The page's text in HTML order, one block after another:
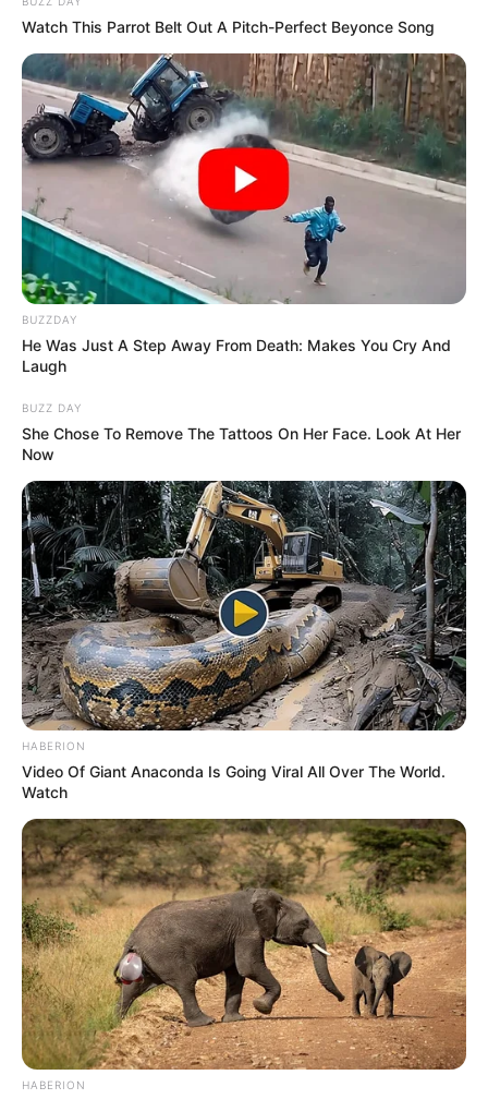
antes paraban en esa estación. Dependiendo del sentido
hacia estaciones
cercanas como Av. Jiménez, Calle 26 o Calle 45.
COMPARTIR
ALERTA BOGOTÁ EN GOOGLE NEWS
TEMAS RELACIONADOS
TRANSMILENIO
AVENIDA CARACAS
ROBOS CIERRE DE ESTACIONES
MANTÉNGASE EN ALERTA
Tenemos todas las noticias que le
interesan. Para estar bien informado, por
favor, active las notificaciones de Alerta.
ACTIVAR AHORA
TEMAS DESTACADOS
RECIBO DEL AGUA
LOCALIDAD DE USAQUÉN
CUNDINAMARCA
DESAPARECIDOS
CORTES DE LUZ
REGIOTRAM DE OCCIDENTE
LOCALIDAD DE SUBA
Watch This Parrot Belt Out A Pitch-Perfect Beyonce Song
BUZZDAY
He Was Just A Step Away From Death: Makes You Cry And
Laugh
BUZZ DAY
She Chose To Remove The Tattoos On Her Face. Look At Her
Now
HABERION
Video Of Giant Anaconda Is Going Viral All Over The World.
Watch
HABERION